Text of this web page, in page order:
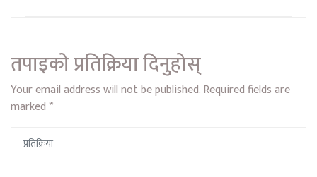
तपाइको प्रतिक्रिया दिनुहोस्
Your email address will not be published.Required fields are
marked *